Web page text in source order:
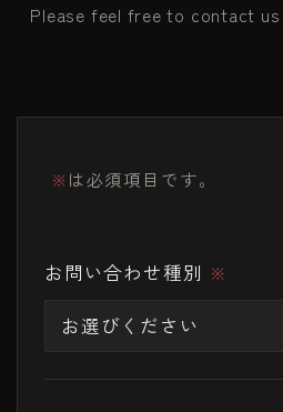
Please feel free to contact
※は必須項目です。
お問い合わせ種別 ※